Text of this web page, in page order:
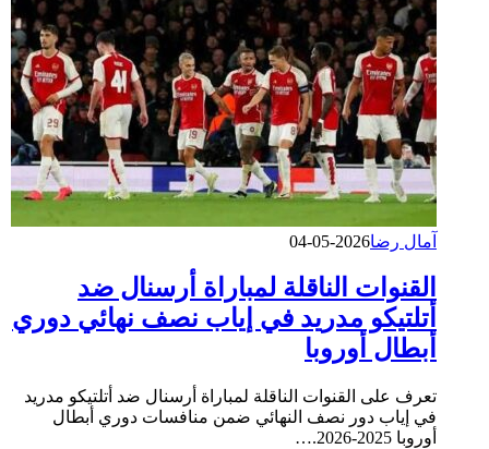
آمال رضا2026-05-04
​القنوات الناقلة لمباراة أرسنال ضد
أتلتيكو مدريد في إياب نصف نهائي دوري
أبطال أوروبا
تعرف على القنوات الناقلة لمباراة أرسنال ضد أتلتيكو مدريد
في إياب دور نصف النهائي ضمن منافسات دوري أبطال
أوروبا 2025-2026.…